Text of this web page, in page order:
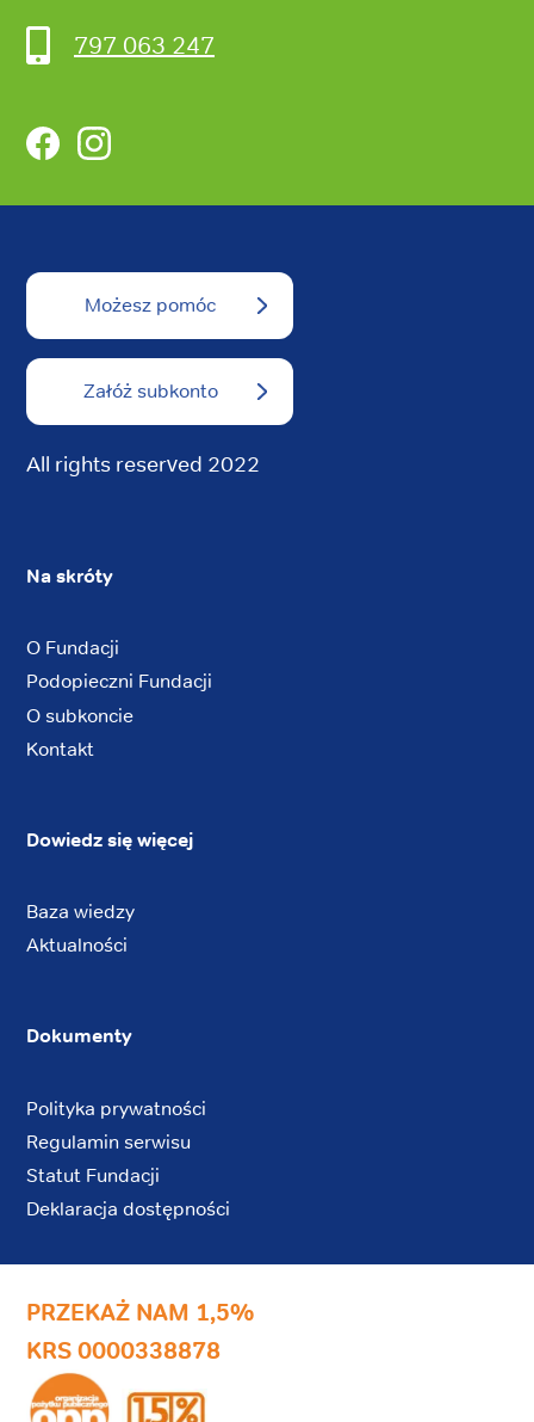
797 063 247
FacebookInstagram
Możesz pomóc
Załóż subkonto
All rights reserved 2022
Na skróty
O Fundacji
Podopieczni Fundacji
O subkoncie
Kontakt
Dowiedz się więcej
Baza wiedzy
Aktualności
Dokumenty
Polityka prywatności
Regulamin serwisu
Statut Fundacji
Deklaracja dostępności
PRZEKAŻ NAM 1,5%
KRS 0000338878